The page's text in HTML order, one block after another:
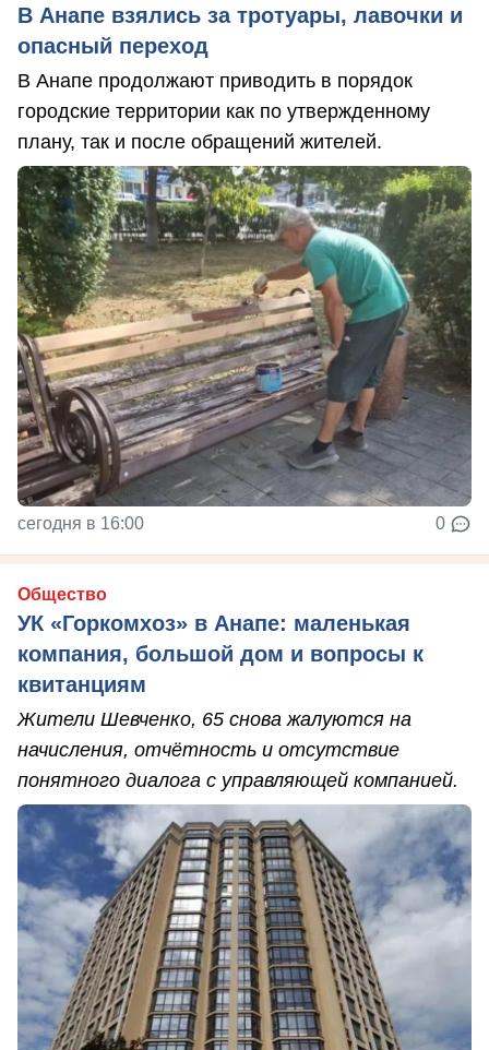
В Анапе взялись за тротуары, лавочки и
опасный переход
В Анапе продолжают приводить в порядок
городские территории как по утвержденному
плану, так и после обращений жителей.
сегодня в 16:00 0
Общество
УК «Горкомхоз» в Анапе: маленькая
компания, большой дом и вопросы к
квитанциям
Жители Шевченко, 65 снова жалуются на
начисления, отчётность и отсутствие
понятного диалога с управляющей компанией.